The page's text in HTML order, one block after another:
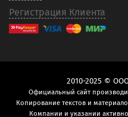
Регистрация Клиента
2010-2025 ©
Официальный сайт
Копирование текстов и
Компании и указании